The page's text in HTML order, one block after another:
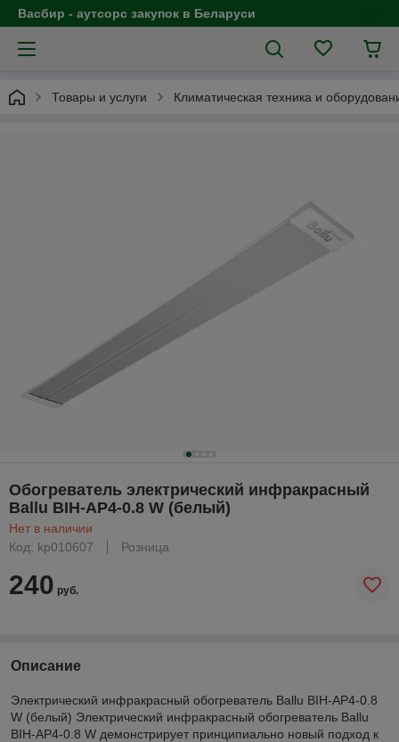
Васбир - аутсорс закупок в Беларуси
Товары и услуги Климатическая техника и
Обогреватель электрический инфракрасный
Ballu BIH-AP4-0.8 W (белый)
Нет в наличии
Код: kp010607
Розница
240 руб.
Описание
Электрический инфракрасный обогреватель Ballu BIH-AP4-0.8
W (белый) Электрический инфракрасный обогреватель Ballu
BIH-AP4-0.8 W демонстрирует принципиально новый подход к